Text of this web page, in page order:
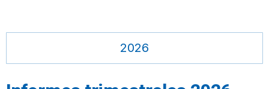
2026